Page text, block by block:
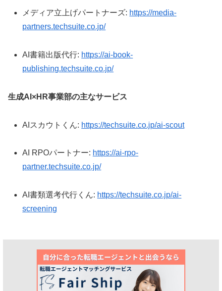
メディア立上げパートナーズ: https://media-
partners.techsuite.co.jp/
AI書籍出版代行: https://ai-book-
publishing.techsuite.co.jp/
生成AI×HR事業部の主なサービス
AIスカウトくん: https://techsuite.co.jp/ai-scout
AI RPOパートナー: https://ai-rpo-
partner.techsuite.co.jp/
AI書類選考代行くん: https://techsuite.co.jp/ai-
screening